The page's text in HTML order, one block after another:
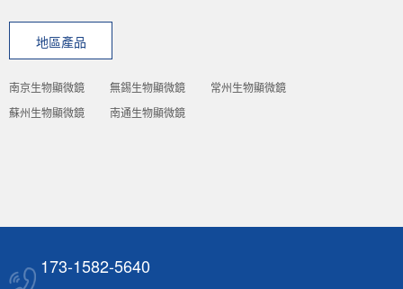
地區產品
南京生物顯微鏡 無錫生物顯微鏡
常州生物顯微鏡
蘇州生物顯微鏡
南通生物顯微鏡
173-1582-5640